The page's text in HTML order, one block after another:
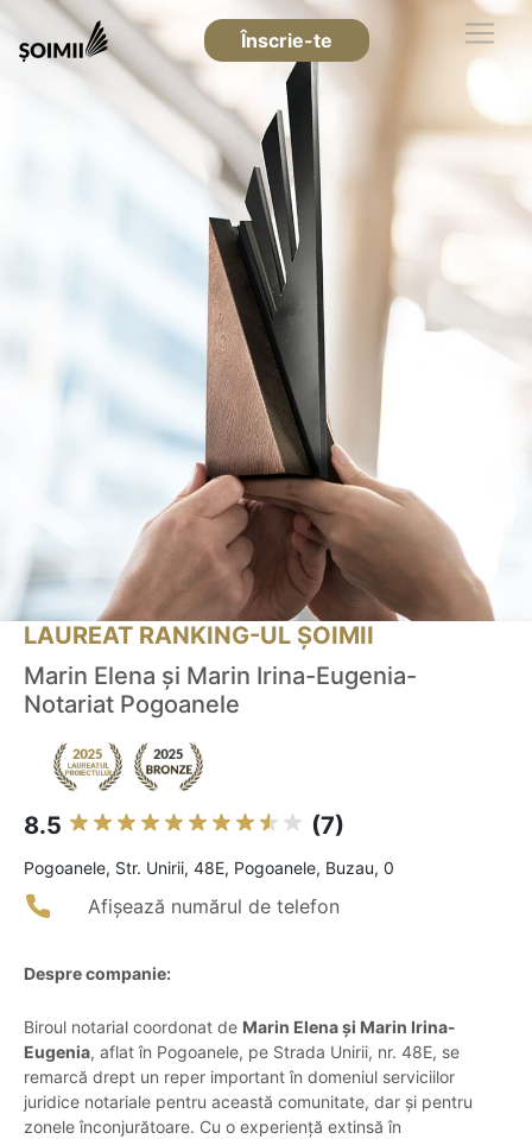
Înscrie-te
LAUREAT RANKING-UL ȘOIMII
Marin Elena și Marin Irina-Eugenia-
Notariat Pogoanele
8.5 (7)
Pogoanele, Str. Unirii, 48E, Pogoanele, Buzau, 0
Afișează numărul de telefon
Despre companie:
Biroul notarial coordonat de Marin Elena și Marin Irina-
Eugenia, aflat în Pogoanele, pe Strada Unirii, nr. 48E, se
remarcă drept un reper important în domeniul serviciilor
juridice notariale pentru această comunitate, dar și pentru
zonele înconjurătoare. Cu o experiență extinsă în